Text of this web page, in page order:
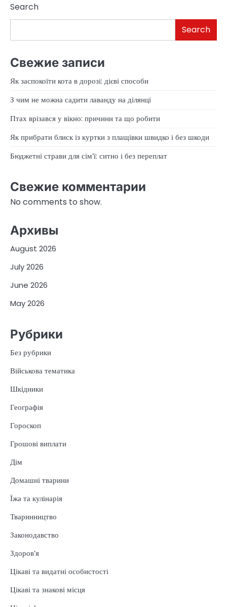
Search
Search
Свежие записи
Як заспокоїти кота в дорозі: дієві способи
З чим не можна садити лаванду на ділянці
Птах врізався у вікно: причини та що робити
Як прибрати блиск із куртки з плащівки швидко і без шкоди
Бюджетні страви для сім’ї: ситно і без переплат
Свежие комментарии
No comments to show.
Архивы
August 2026
July 2026
June 2026
May 2026
Рубрики
Без рубрики
Військова тематика
Шкідники
Географія
Гороскоп
Грошові виплати
Дім
Домашні тварини
Їжа та кулінарія
Тваринництво
Законодавство
Здоров’я
Цікаві та видатні особистості
Цікаві та знакові місця